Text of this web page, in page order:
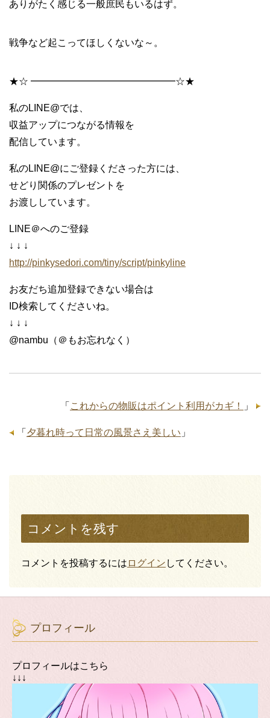
ありがたく感じる一般庶民もいるはず。
戦争など起こってほしくないな～。
★☆ ━━━━━━━━━━━━━━━☆★
私のLINE@では、
収益アップにつながる情報を
配信しています。
私のLINE@にご登録くださった方には、
せどり関係のプレゼントを
お渡ししています。
LINE＠へのご登録
↓ ↓ ↓
http://pinkysedori.com/tiny/script/pinkyline
お友だち追加登録できない場合は
ID検索してくださいね。
↓ ↓ ↓
@nambu（＠もお忘れなく）
「 これからの物販はポイント利用がカギ！ 」
「 夕暮れ時って日常の風景さえ美しい 」
コメントを残す
コメントを投稿するには ログイン してください。
プロフィール
プロフィールはこちら
↓↓↓